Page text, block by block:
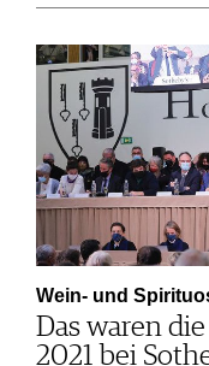
Wein- und
Das waren
2021 bei